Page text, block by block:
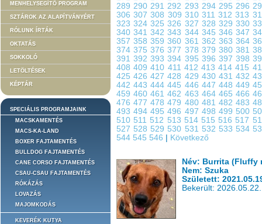
MENHELYSEGÍTŐ PROGRAM
SZTÁROK AZ ALAPÍTVÁNYÉRT
RÓLUNK ÍRTÁK
OKTATÁS
SOKKOLÓ
LETÖLTÉSEK
KÉPTÁR
SPECIÁLIS PROGRAMJAINK
MACSKAMENTÉS
MACS-KA-LAND
BOXER FAJTAMENTÉS
BULLDOG FAJTAMENTÉS
CANE CORSO FAJTAMENTÉS
CSAU-CSAU FAJTAMENTÉS
RÓKÁZÁS
LOVAZÁS
MAJOMKODÁS
KEVERÉK KUTYA
289290291292 293 294 295 296
306307308 309 310 311312313
323324325326 327 328 329 330
340341342343 344 345 346 347
357358359360 361 362 363 364
374375376377 378 379 380 381
391392393394 395 396 397 398
408409410 411 412 413414415
425426427428 429 430 431 432
442443444445 446 447 448 449
459460461462 463 464 465 466
476477478479 480 481 482 483
493494495496 497 498 499 500
510 511 512 513 514 515 516 517
527 528 529 530 531 532 533 534
544 545 546 Következő
Név: Burrita (Fluffy
Nem: Szuka
Született:
Bekerült: 2026.05.22.